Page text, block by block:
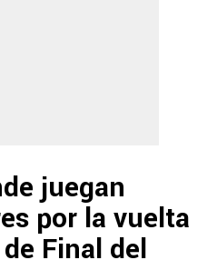
juegan
por la vuelta
Final del